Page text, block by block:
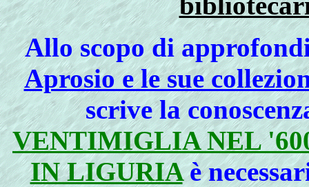
Allo scopo di
Aprosio e le sue
scrive la
VENTIMIGLIA NEL
IN LIGURIAè